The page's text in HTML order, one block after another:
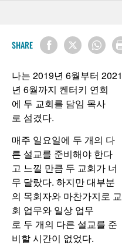
SHARE
나는 2019년 6월부터 2021
년 6월까지 켄터키 연회
에 두 교회를 담임 목사
로 섬겼다.
매주 일요일에 두 개의 다
른 설교를 준비해야 한다
고 느낄 만큼 두 교회가 너
무 달랐다. 하지만 대부분
의 목회자와 마찬가지로 교
회 업무와 일상 업무
로 두 개의 다른 설교를 준
비할 시간이 없었다.